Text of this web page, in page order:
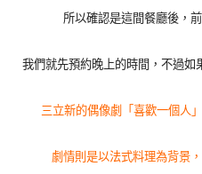
所以確認是這間餐廳後，
我們就先預約晚上的時間，不過
三立新的偶像劇「喜歡一個人
劇情則是以法式料理為背景